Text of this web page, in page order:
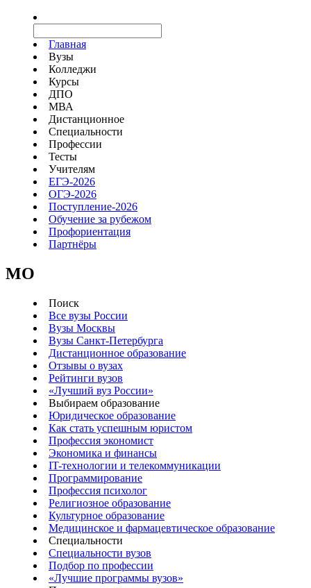
Главная
Вузы
Колледжи
Курсы
ДПО
МВА
Дистанционное
Специальности
Профессии
Тесты
Учителям
ЕГЭ-2026
ОГЭ-2026
Поступление-2026
Обучение за рубежом
Профориентация
Партнёры
MO
Поиск
Все вузы России
Вузы Москвы
Вузы Санкт-Петербурга
Дистанционное образование
Отзывы о вузах
Рейтинги вузов
«Лучший вуз России»
Выбираем образование
Юридическое образование
Как стать успешным юристом
Профессия экономист
Экономика и финансы
IT-технологии и телекоммуникации
Программирование
Профессия психолог
Религиозное образование
Культурное образование
Медицинское и фармацевтическое образование
Специальности
Специальности вузов
Подбор по профессии
«Лучшие программы вузов»